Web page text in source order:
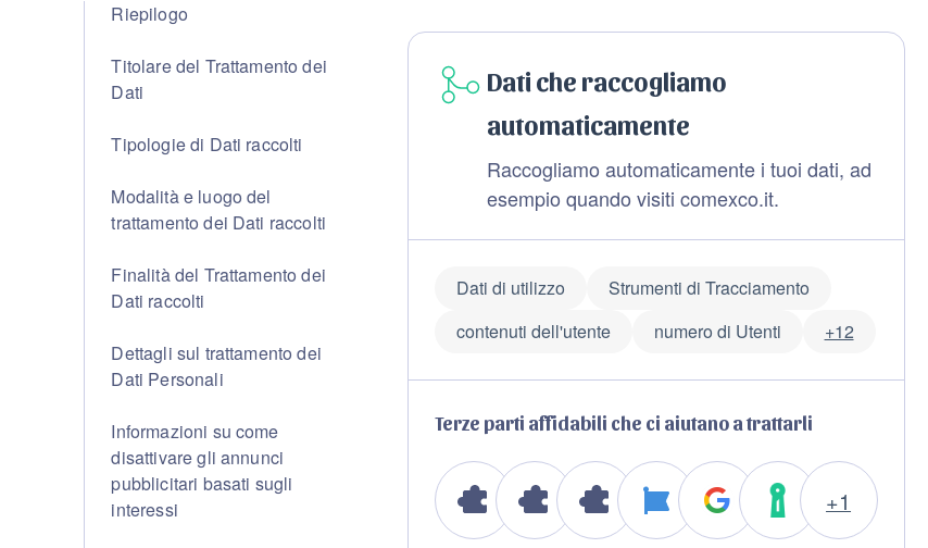
Riepilogo
Titolare del Trattamento dei
Dati
Tipologie di Dati raccolti
Modalità e luogo del
trattamento dei Dati raccolti
Finalità del Trattamento dei
Dati raccolti
Dettagli sul trattamento dei
Dati Personali
Informazioni su come
disattivare gli annunci
pubblicitari basati sugli
interessi
Dati che raccogliamo
automaticamente
Raccogliamo automaticamente i tuoi dati, ad
esempio quando visiti comexco.it.
Dati di utilizzo
Strumenti di Tracciamento
contenuti dell'utente
numero di Utenti +12
Terze parti affidabili che ci aiutano a trattarli
+1